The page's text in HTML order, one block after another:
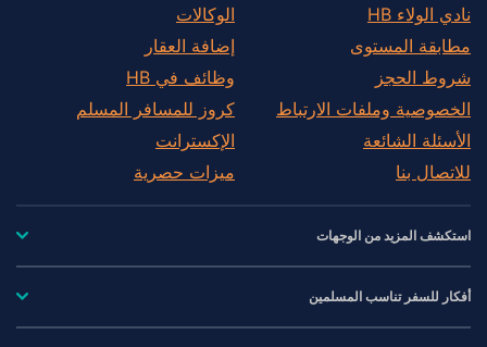
نادي الولاء HB
مطابقة المستوى
شروط الحجز
الخصوصية وملفات الارتباط
الأسئلة الشائعة
للاتصال بنا
الوكالات
إضافة العقار
وظائف في HB
كروز للمسافر المسلم
الإكسترانت
ميزات حصرية
استكشف المزيد من الوجهات
أفكار للسفر تناسب المسلمين